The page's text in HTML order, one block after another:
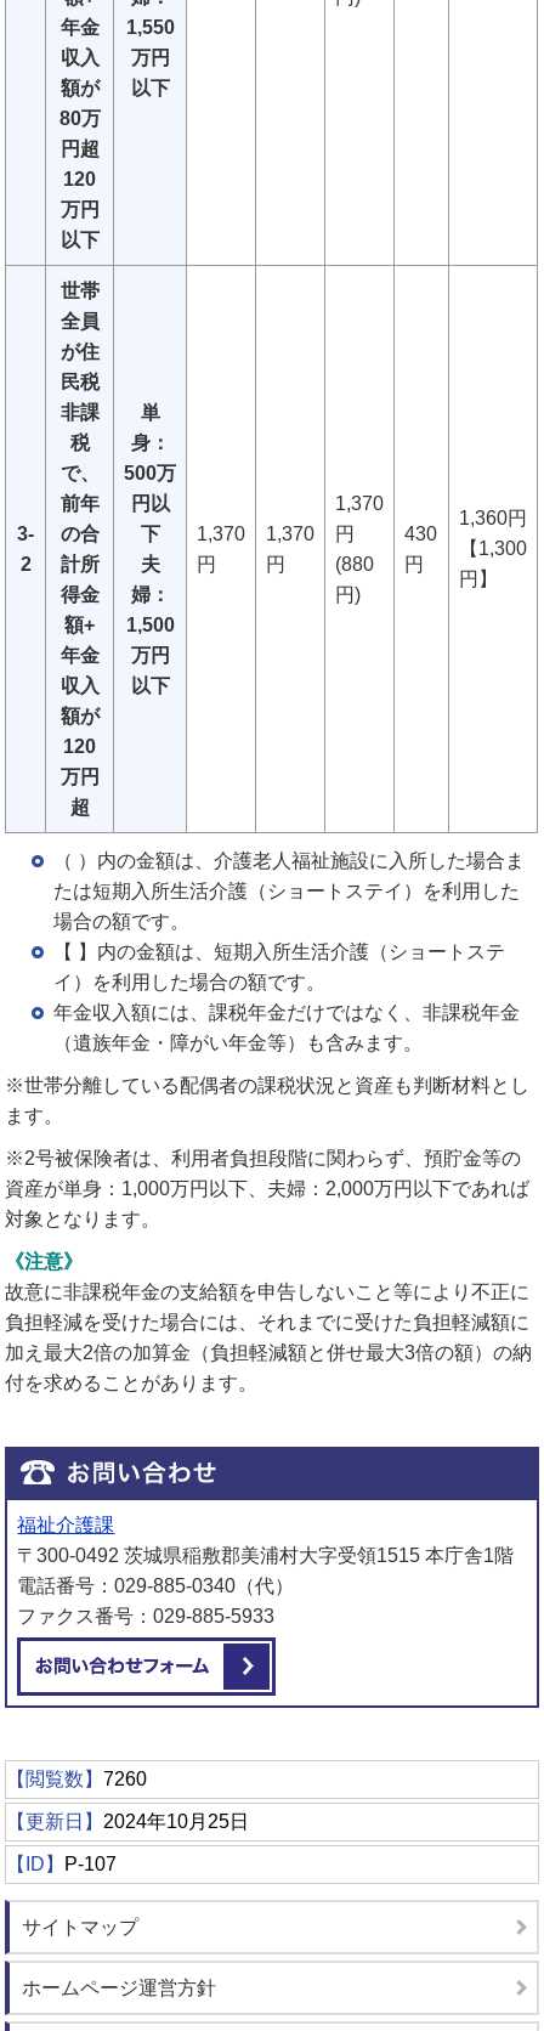
年金
収入
額が
80万
円超
120
万円
以下
1,550
万円
以下
3-
2
世帯
全員
が住
民税
非課
税
で、
前年
の合
計所
得金
額+
年金
収入
額が
120
万円
超
単
身：
500万
円以
下
夫
婦：
1,500
万円
以下
1,370
円
1,370
円
1,370
円
(880
円)
430
円
1,360円
【1,300
円】
（ ）内の金額は、介護老人福祉施設に入所した場合ま
たは短期入所生活介護（ショートステイ）を利用した
場合の額です。
【 】内の金額は、短期入所生活介護（ショートステ
イ）を利用した場合の額です。
年金収入額には、課税年金だけではなく、非課税年金
（遺族年金・障がい年金等）も含みます。
※世帯分離している配偶者の課税状況と資産も判断材料とし
ます。
※2号被保険者は、利用者負担段階に関わらず、預貯金等の
資産が単身：1,000万円以下、夫婦：2,000万円以下であれば
対象となります。
《注意》
故意に非課税年金の支給額を申告しないこと等により不正に
負担軽減を受けた場合には、それまでに受けた負担軽減額に
加え最大2倍の加算金（負担軽減額と併せ最大3倍の額）の納
付を求めることがあります。
福祉介護課
〒300-0492 茨城県稲敷郡美浦村大字受領1515 本庁舎1階
電話番号：029-885-0340（代）
ファクス番号：029-885-5933
【閲覧数】7260
【更新日】 2024年10月25日
【ID】 P-107
サイトマップ
ホームページ運営方針